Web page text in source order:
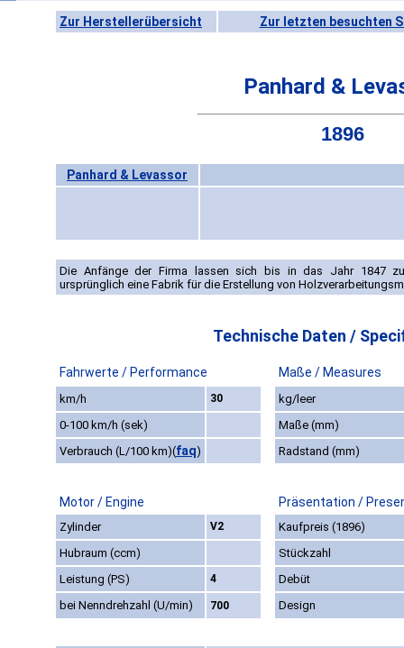
Zur Herstellerübersicht Zur letzten besuchten
Panhard &
1896
Panhard & Levassor
Die Anfänge der Firma lassen sich bis in das Jahr 1847
ursprünglich eine Fabrik für die Erstellung von
Technische Daten /
Fahrwerte / Performance Maße / Measures
km/h 30
kg/leer
0-100 km/h (sek)
Maße (mm)
Verbrauch (L/100 km)(faq) Radstand (mm)
Motor / Engine Präsentation /
Zylinder V2
Kaufpreis (1896)
Hubraum (ccm)
Stückzahl
Leistung (PS)
4
Debüt
bei Nenndrehzahl (U/min)
700 Design